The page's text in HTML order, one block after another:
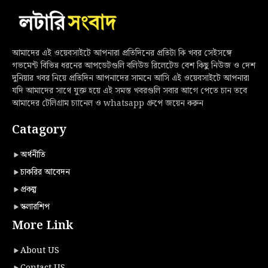
আমাদের এই ওয়েবসাইটে আপনারা প্রতিদিনের প্রতিটা কি খবর সেইসঙ্গে
গভমেন্ট বিভিন্ন ধরনের আপডেটগুলি বলিউড রিলেটেড বেশ কিছু নিউজ ও দেশ
দুনিয়ার খবর নিয়ে প্রতিদিন আপনাদের সামনে আসি এই ওয়েবসাইটে আপনারা
যদি আমাদের সাথে যুক্ত হয়ে এই সমস্ত খবরগুলি সবার আগে পেতে চান তবে
আমাদের টেলিগ্রাম চ্যানেল ও whatsapp গ্রুপে জয়েন করুন
Catagory
অর্থনীতি
চাকরির আবেদন
প্রকল্প
স্কলারশিপ
More Link
About US